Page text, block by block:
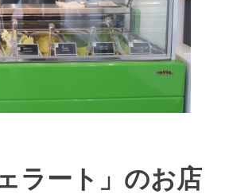
ラート」のお店